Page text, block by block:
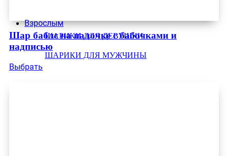
Взрослым
ШАРИКИ ДЛЯ ДЕВУШКИ
ШАРИКИ ДЛЯ МУЖЧИНЫ
Шар баблс на палочке с бабочками и
надписью
Выбрать